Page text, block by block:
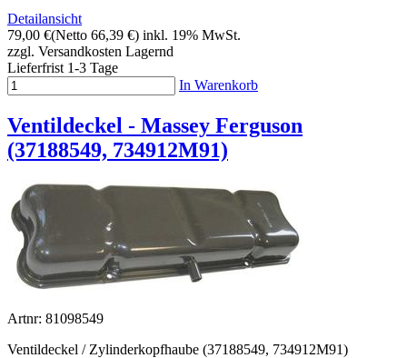
Detailansicht
79,00 €(Netto 66,39 €) inkl. 19% MwSt.
zzgl. Versandkosten Lagernd
Lieferfrist 1-3 Tage
In Warenkorb
Ventildeckel - Massey Ferguson
(37188549, 734912M91)
Artnr: 81098549
Ventildeckel / Zylinderkopfhaube (37188549, 734912M91)